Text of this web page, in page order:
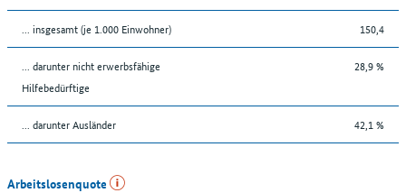
... insgesamt (je 1.000 Einwohner) 150,4
... darunter nicht erwerbsfähige
Hilfebedürftige
28,9 %
... darunter Ausländer 42,1 %
Arbeitslosenquote